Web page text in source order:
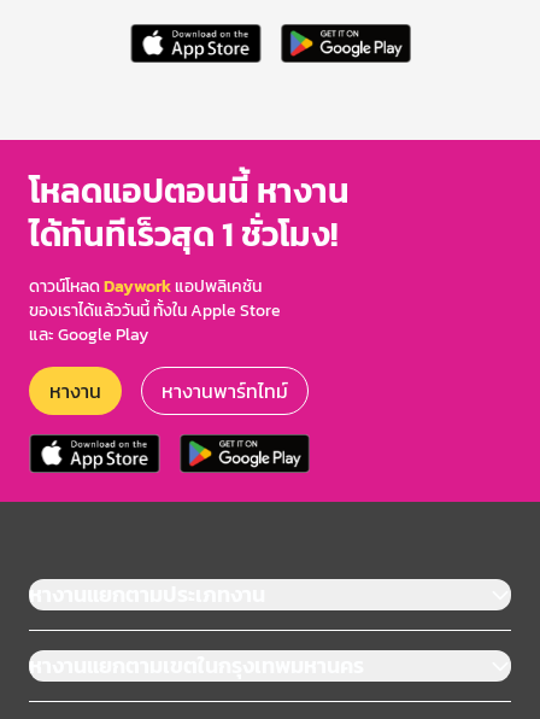
โหลดแอปตอนนี้ หางาน
ได้ทันทีเร็วสุด 1 ชั่วโมง!
ดาวน์โหลดDayworkแอปพลิเคชัน
ของเราได้แล้ววันนี้ ทั้งใน Apple Store
และ Google Play
หางาน หางานพาร์ทไทม์
หางานแยกตามประเภทงาน
หางานแยกตามเขตในกรุงเทพมหานคร